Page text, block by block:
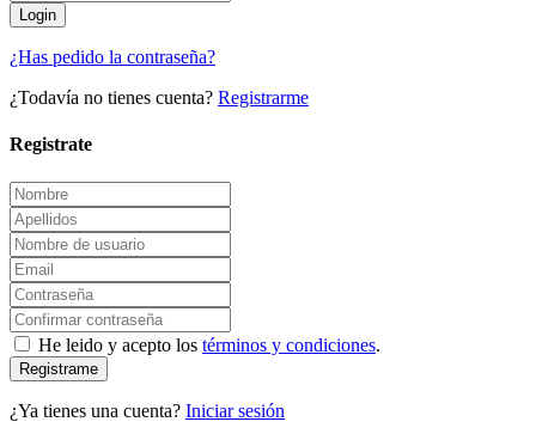
¿Has pedido la contraseña?
¿Todavía no tienes cuenta? Registrarme
Registrate
He leido y acepto los términos y condiciones.
Registrame
¿Ya tienes una cuenta? Iniciar sesión